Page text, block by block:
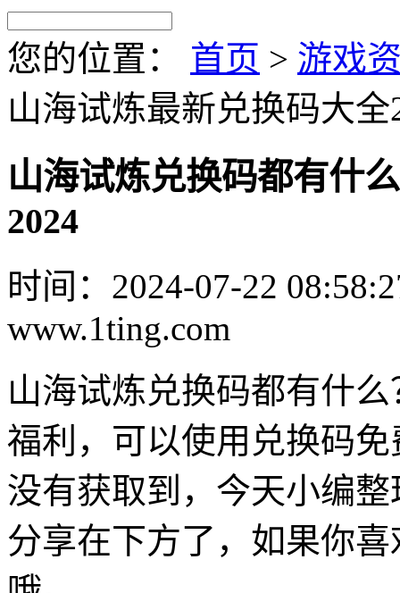
您的位置： 首页 > 游戏
山海试炼最新兑换码大全
山海试炼兑换码都有什
2024
时间：2024-07-22
www.1ting.com
山海试炼兑换码都有什
福利，可以使用兑换码
没有获取到，今天小编
分享在下方了，如果你